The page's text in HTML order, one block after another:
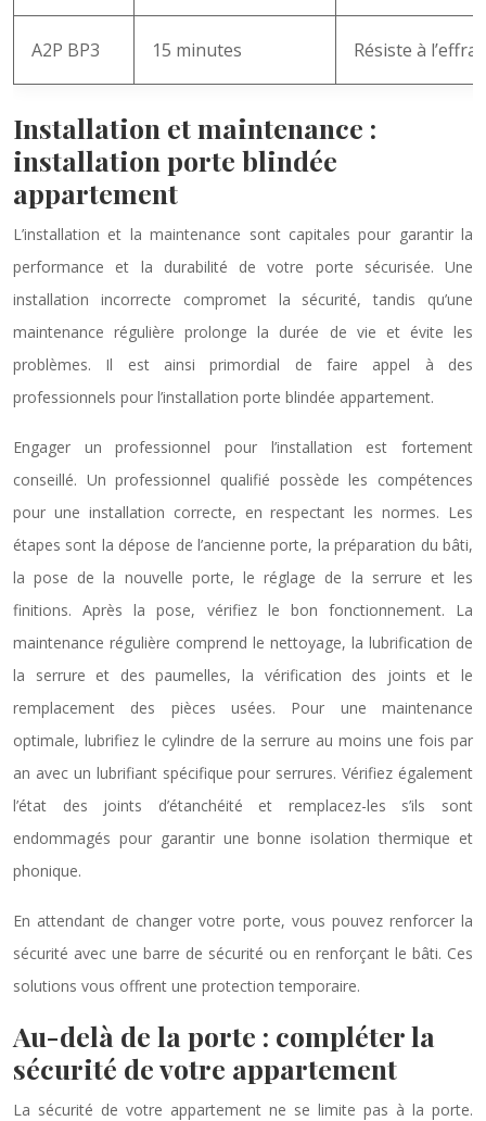
A2P BP3 15 minutes Résiste à
Installation et maintenance :
installation porte blindée
appartement
L’installation et la maintenance sont capitales pour garantir la
performance et la durabilité de votre porte sécurisée. Une
installation incorrecte compromet la sécurité, tandis qu’une
maintenance régulière prolonge la durée de vie et évite les
problèmes. Il est ainsi primordial de faire appel à des
professionnels pour l’installation porte blindée appartement.
Engager un professionnel pour l’installation est fortement
conseillé. Un professionnel qualifié possède les compétences
pour une installation correcte, en respectant les normes. Les
étapes sont la dépose de l’ancienne porte, la préparation du bâti,
la pose de la nouvelle porte, le réglage de la serrure et les
finitions. Après la pose, vérifiez le bon fonctionnement. La
maintenance régulière comprend le nettoyage, la lubrification de
la serrure et des paumelles, la vérification des joints et le
remplacement des pièces usées. Pour une maintenance
optimale, lubrifiez le cylindre de la serrure au moins une fois par
an avec un lubrifiant spécifique pour serrures. Vérifiez également
l’état des joints d’étanchéité et remplacez-les s’ils sont
endommagés pour garantir une bonne isolation thermique et
phonique.
En attendant de changer votre porte, vous pouvez renforcer la
sécurité avec une barre de sécurité ou en renforçant le bâti. Ces
solutions vous offrent une protection temporaire.
Au-delà de la porte : compléter la
sécurité de votre appartement
La sécurité de votre appartement ne se limite pas à la porte.